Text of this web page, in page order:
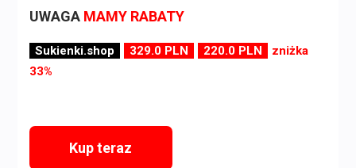
UWAGA MAMY RABATY
Sukienki.shop 329.0 PLN 220.0 PLN
zniżka
33%
Kup teraz